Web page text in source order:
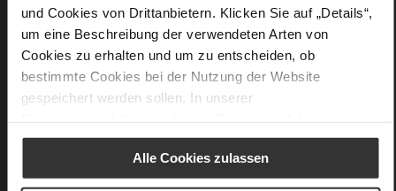
und Cookies von Drittanbietern. Klicken Sie auf „Details“,
um eine Beschreibung der verwendeten Arten von
Cookies zu erhalten und um zu entscheiden, ob
bestimmte Cookies bei der Nutzung der Website
gespeichert werden sollen. In unserer
Alle Cookies zulassen